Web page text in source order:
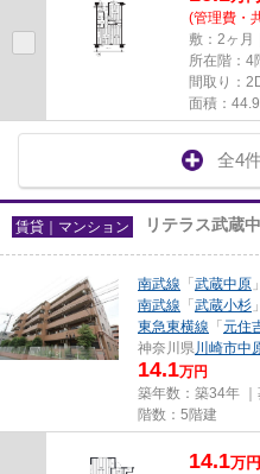
(管理費・
敷：2ヶ月
所在階：4
間取り：
面積：
全4
賃貸｜マンション リテラス武蔵
南武線 「 武蔵中原
南武線 「 武蔵小杉
東急東横線 「 元住
神奈川県川崎市中
14.1万円
築年数：築34年 ｜
階数：5階建
14.1万円